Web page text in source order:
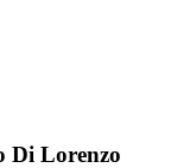
Di Lorenzo